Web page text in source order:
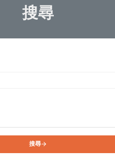
搜尋
搜尋